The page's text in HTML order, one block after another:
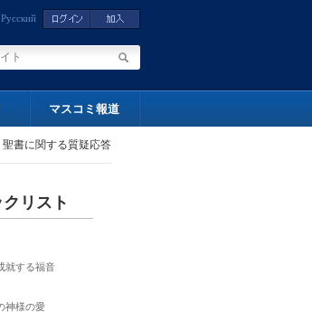
Русский
マスコミ報道
聖書に関する質疑応答